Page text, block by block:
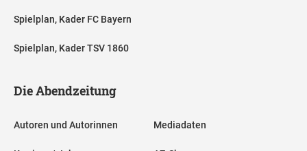
Spielplan, Kader FC Bayern
Spielplan, Kader TSV 1860
Die Abendzeitung
Autoren und Autorinnen Mediadaten